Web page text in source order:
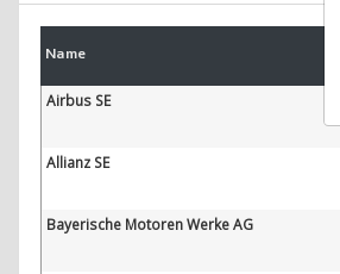
Name
Airbus SE
Allianz SE
Bayerische Motoren Werke AG